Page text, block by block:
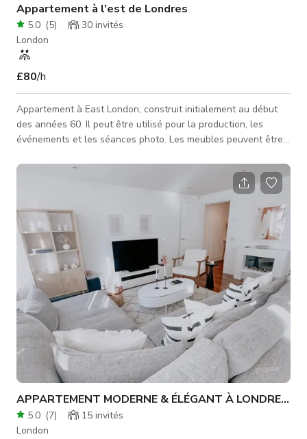
Appartement à l'est de Londres
5.0 (5) 30 invités
London
£80/h
Appartement à East London, construit initialement au début
des années 60. Il peut être utilisé pour la production, les
événements et les séances photo. Les meubles peuvent être
supplémentaire, tarification personnalisée et disponibilité,
APPARTEMENT MODERNE & ÉLÉGANT À LONDRES
5.0 (7) 15 invités
London